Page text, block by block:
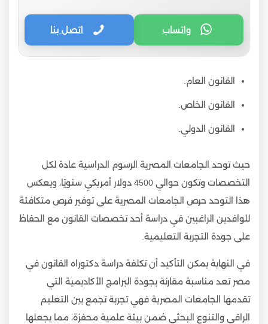
واتساب اتصل بنا
القانون العام.
القانون الخاص.
القانون الدولي.
حيث توحد الجامعات المصرية الرسوم الدراسية عادة لكل
التخصصات وتكون حوالي 4500 دولار أمريكي سنويًا، ويعكس
هذا التوحد حرص الجامعات المصرية على توفير فرص متكافئة
للوافدين الراغبين في دراسة أحد تخصصات القانون مع الحفاظ
على جودة التجربة التعليمية.
في النهاية يمكن التأكيد أن تكلفة دراسة دكتوراه القانون في
مصر تعد مناسبة مقارنة بجودة البرامج الأكاديمية التي
تقدمها الجامعات المصرية فهي تجربة تجمع بين التعليم
الراقي والتنوع البحثي ضمن بيئة علمية محفزة، مما يجعلها